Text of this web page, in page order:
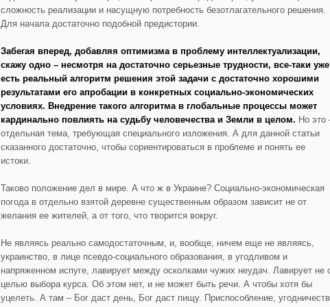
сложность реализации и насущную потребность безотлагательного решения.
Для начала достаточно подобной предистории.
Забегая вперед, добавляя оптимизма в проблему интеллектуализации,
скажу одно – несмотря на достаточно серьезные трудности, все-таки уже
есть реальный алгоритм решения этой задачи с достаточно хорошими
результатами его апробации в конкретных социально-экономических
условиях. Внедрение такого алгоритма в глобальные процессы может
кардинально повлиять на судьбу человечества и Земли в целом. Но это
отдельная тема, требующая специального изложения. А для данной статьи
сказанного достаточно, чтобы сориентироваться в проблеме и понять ее
истоки.
Таково положение дел в мире. А что ж в Украине? Социально-экономическая
погода в отдельно взятой деревне существенным образом зависит не от
желания ее жителей, а от того, что творится вокруг.
Не являясь реально самодостаточным, и, вообще, ничем еще не являясь,
украинство, в лице псевдо-социального образования, в угодливом и
напряженном испуге, лавирует между осколками чужих неудач. Лавирует не
целью выбора курса. Об этом нет, и не может быть речи. А чтобы хотя бы
уцелеть. А там – Бог даст день, Бог даст пищу. Приспособление,